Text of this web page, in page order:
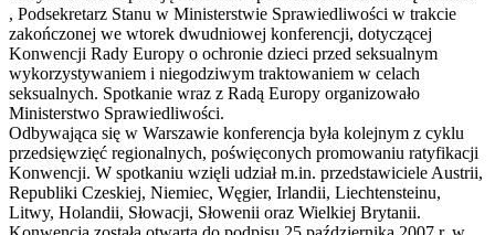
, Podsekretarz Stanu w Ministerstwie Sprawiedliwości w trakcie
zakończonej we wtorek dwudniowej konferencji, dotyczącej
Konwencji Rady Europy o ochronie dzieci przed seksualnym
wykorzystywaniem i niegodziwym traktowaniem w celach
seksualnych. Spotkanie wraz z Radą Europy organizowało
Ministerstwo Sprawiedliwości.
Odbywająca się w Warszawie konferencja była kolejnym z cyklu
przedsięwzięć regionalnych, poświęconych promowaniu ratyfikacji
Konwencji. W spotkaniu wzięli udział m.in. przedstawiciele Austrii,
Republiki Czeskiej, Niemiec, Węgier, Irlandii, Liechtensteinu,
Litwy, Holandii, Słowacji, Słowenii oraz Wielkiej Brytanii.